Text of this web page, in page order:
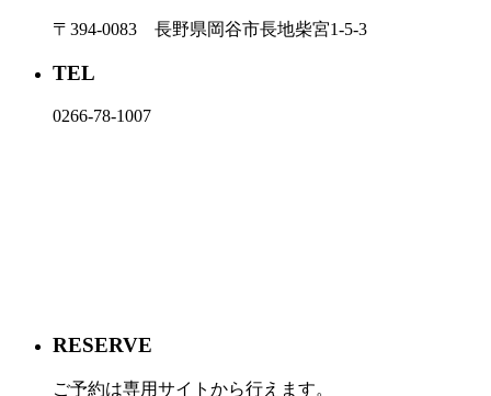
〒394-0083 長野県岡谷市長地柴宮1-5-3
TEL
0266-78-1007
RESERVE
ご予約は専用サイトから行えます。